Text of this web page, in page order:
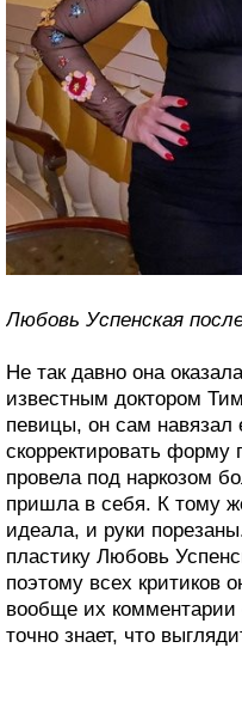
Любовь Успенская
Не так давно она
известным доктором
певицы, он сам навязал
скорректировать форму
провела под наркозом
пришла в себя. К тому
идеала, и руки
пластику Любовь
поэтому всех критиков
вообще их комментарии
точно знает, что